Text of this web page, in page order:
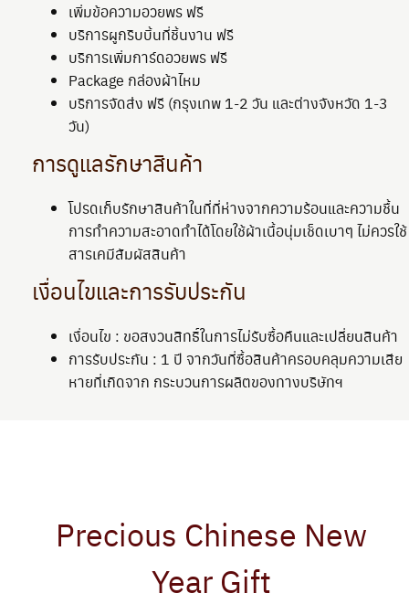
เพิ่มข้อความอวยพร ฟรี
บริการผูกริบบิ้นที่ชิ้นงาน ฟรี
บริการเพิ่มการ์ดอวยพร ฟรี
Package กล่องผ้าไหม
บริการจัดส่ง ฟรี (กรุงเทพ 1-2 วัน และต่างจังหวัด 1-3
วัน)
การดูแลรักษาสินค้า
โปรดเก็บรักษาสินค้าในที่ที่ห่างจากความร้อนและความชื้น
การทำความสะอาดทำได้โดยใช้ผ้าเนื้อนุ่มเช็ดเบาๆ ไม่ควรใช้
สารเคมีสัมผัสสินค้า
เงื่อนไขและการรับประกัน
เงื่อนไข : ขอสงวนสิทธิ์ในการไม่รับซื้อคืนและเปลี่ยนสินค้า
การรับประกัน : 1 ปี จากวันที่ซื้อสินค้าครอบคลุมความเสีย
หายที่เกิดจาก กระบวนการผลิตของทางบริษัทฯ
Precious Chinese New
Year Gift